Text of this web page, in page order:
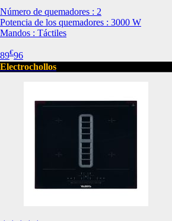
Número de quemadores : 2
Potencia de los quemadores : 3000 W
Mandos : Táctiles
89€96
Electrochollos